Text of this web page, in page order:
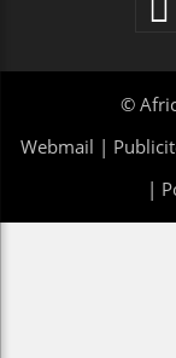
©
Webmail |
|